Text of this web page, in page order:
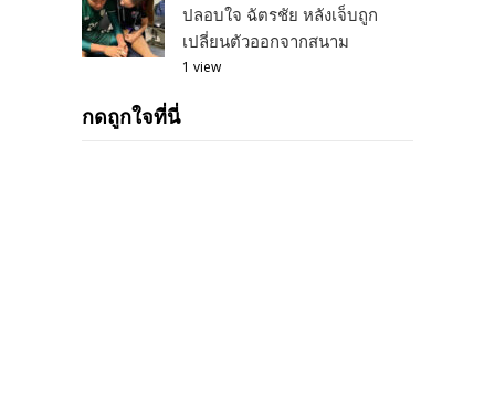
ปลอบใจ ฉัตรชัย หลังเจ็บถูก
เปลี่ยนตัวออกจากสนาม
1 view
กดถูกใจที่นี่